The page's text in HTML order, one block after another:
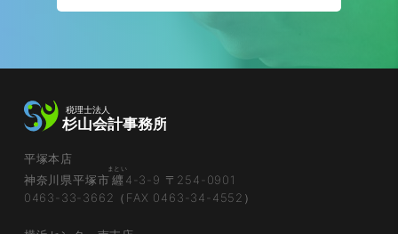
平塚本店
神奈川県平塚市纒
まとい
4-3-9 〒254-0901
0463-33-3662（FAX 0463-34-4552）